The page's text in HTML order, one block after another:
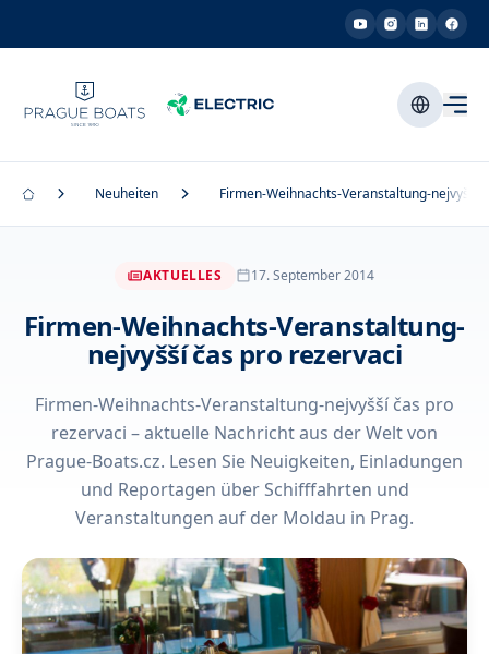
Neuheiten Firmen-Weihnachts-Veranstaltung-nejvyšší
AKTUELLES 17. September 2014
Firmen-Weihnachts-Veranstaltung-
nejvyšší čas pro rezervaci
Firmen-Weihnachts-Veranstaltung-nejvyšší čas pro
rezervaci – aktuelle Nachricht aus der Welt von
Prague-Boats.cz. Lesen Sie Neuigkeiten, Einladungen
und Reportagen über Schifffahrten und
Veranstaltungen auf der Moldau in Prag.